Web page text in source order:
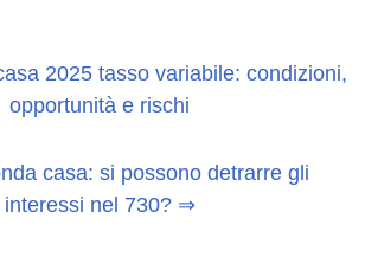
2025 tasso variabile: condizioni,
opportunità e rischi
casa: si possono detrarre gli
interessi nel 730? ⇒